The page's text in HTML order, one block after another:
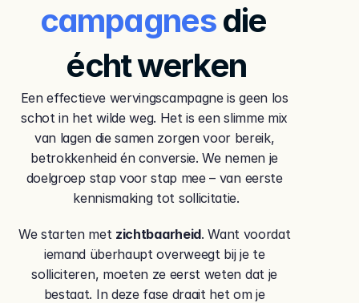
campagnes die
écht werken
Een effectieve wervingscampagne is geen los
schot in het wilde weg. Het is een slimme mix
van lagen die samen zorgen voor bereik,
betrokkenheid én conversie. We nemen je
doelgroep stap voor stap mee – van eerste
kennismaking tot sollicitatie.
We starten met zichtbaarheid. Want voordat
iemand überhaupt overweegt bij je te
solliciteren, moeten ze eerst weten dat je
bestaat. In deze fase draait het om je